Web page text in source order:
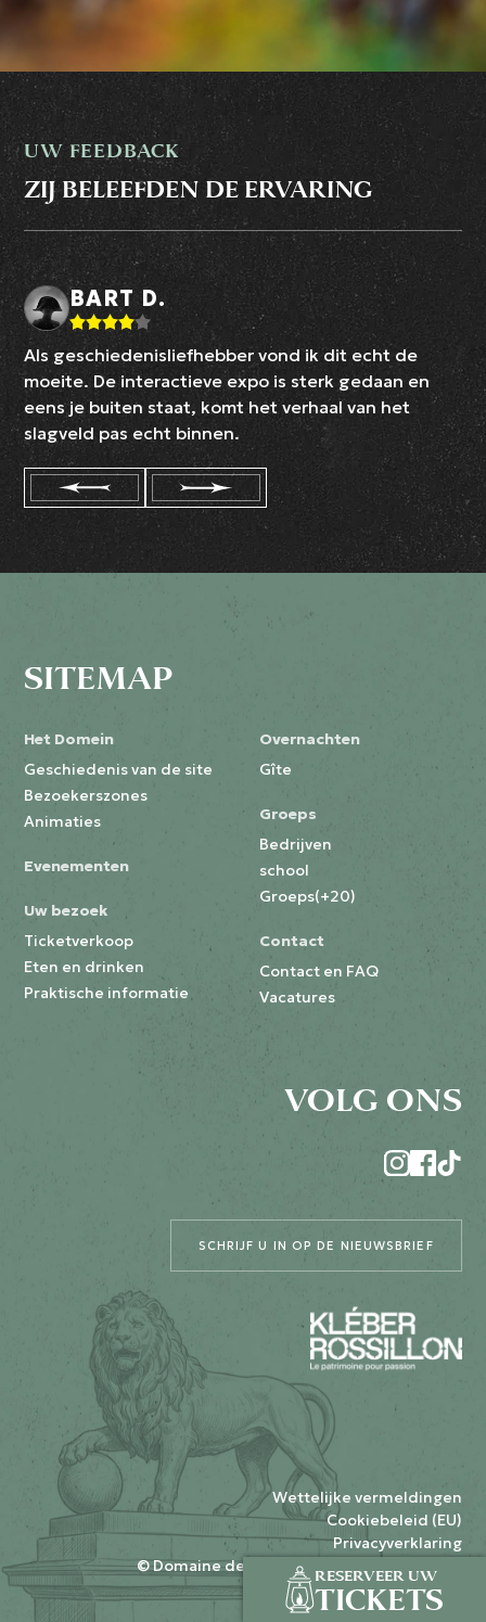
UW FEEDBACK
ZIJ BELEEFDEN DE ERVARING
BART D.
Als geschiedenisliefhebber vond ik dit echt de
moeite. De interactieve expo is sterk gedaan en
eens je buiten staat, komt het verhaal van het
slagveld pas echt binnen.
RESERVEER UW
TICKETS
SITEMAP
Het Domein
Geschiedenis van de site
Bezoekerszones
Animaties
Evenementen
Uw bezoek
Ticketverkoop
Eten en drinken
Praktische informatie
Overnachten
Gîte
Groeps
Bedrijven
school
Groeps(+20)
Contact
Contact en FAQ
Vacatures
VOLG ONS
SCHRIJF U IN OP DE NIEUWSBRIEF
Wettelijke vermeldingen
Cookiebeleid (EU)
Privacyverklaring
© Domaine de la bataille de Waterloo 2026
doorHugggy